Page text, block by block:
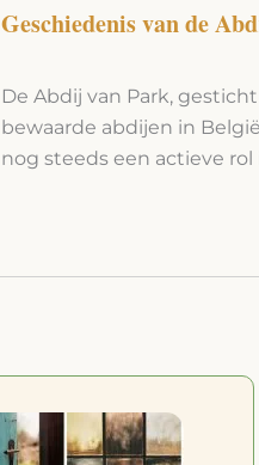
Geschiedenis van de
De Abdij van Park,
bewaarde abdijen in
nog steeds een actieve